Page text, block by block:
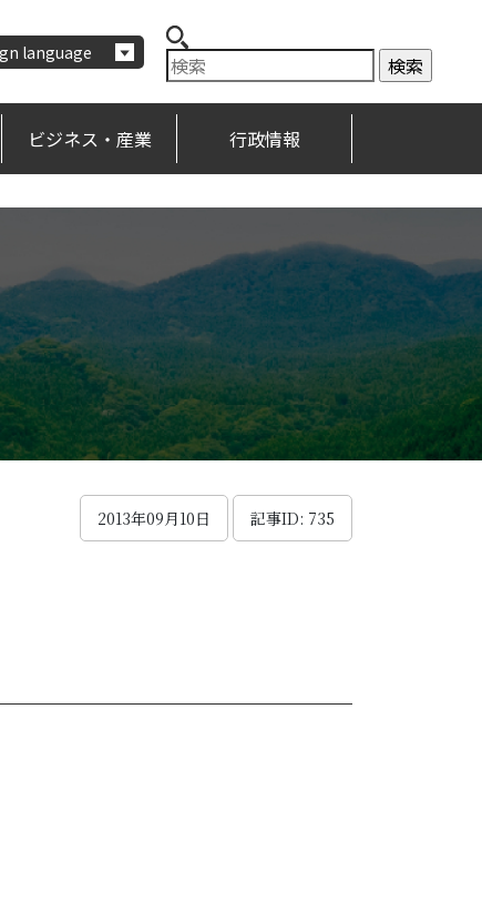
language
ビジネス・産業 行政情報
2013年09月10日 記事ID: 735